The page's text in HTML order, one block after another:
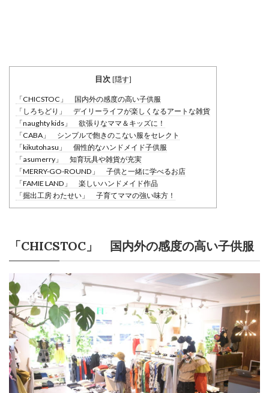
目次 [隠す]
「CHICSTOC」 国内外の感度の高い子供服
「しろちどり」 デイリーライフが楽しくなるアートな雑貨
「naughty kids」 欲張りなママ＆キッズに！
「CABA」 シンプルで飽きのこない服をセレクト
「kikutohasu」 個性的なハンドメイド子供服
「asumerry」 知育玩具や雑貨が充実
「MERRY-GO-ROUND」 子供と一緒に学べるお店
「FAMIE LAND」 楽しいハンドメイド作品
「掘出工房 わたせい」 子育てママの強い味方！
「CHICSTOC」 国内外の感度の高い子供服